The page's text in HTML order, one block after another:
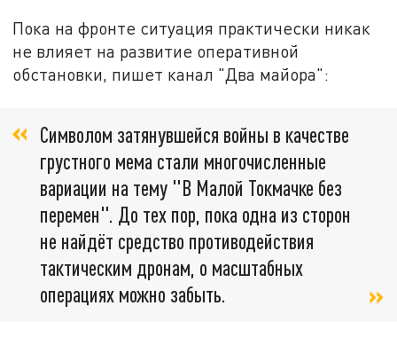
Пока на фронте ситуация практически никак
не влияет на развитие оперативной
обстановки, пишет канал "Два майора":
Символом затянувшейся войны в качестве
грустного мема стали многочисленные
вариации на тему "В Малой Токмачке без
перемен". До тех пор, пока одна из сторон
не найдёт средство противодействия
тактическим дронам, о масштабных
операциях можно забыть.